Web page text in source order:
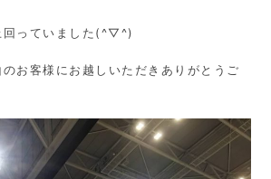
回っていました(^▽^)
お客様にお越しいただきありがとうご